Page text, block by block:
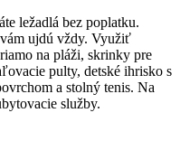
ležadlá bez poplatku.
ujdú vždy. Využiť
na pláži, skrinky pre
pulty, detské ihrisko s
a stolný tenis. Na
služby.